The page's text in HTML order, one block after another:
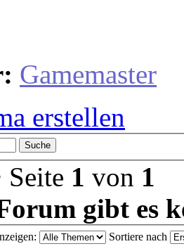
Gamemaster
erstellen
Seite 1 von 1
gibt es
Sortiere nach